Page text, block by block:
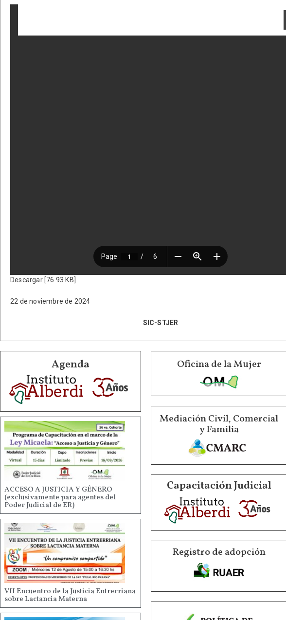
Descargar [76.93 KB]
22 de noviembre de 2024
SIC-STJER
Agenda
ACCESO A JUSTICIA Y GÉNERO
(exclusivamente para agentes del
Poder Judicial de ER)
VII Encuentro de la Justicia Entrerriana
sobre Lactancia Materna
Oficina de la Mujer
Mediación Civil, Comercial
y Familia
Capacitación Judicial
Registro de adopción